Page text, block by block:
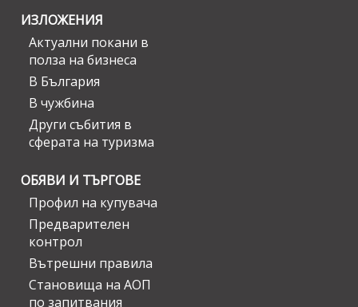
ИЗЛОЖЕНИЯ
Актуални покани в
полза на бизнеса
В България
В чужбина
Други събития в
сферата на туризма
ОБЯВИ И ТЪРГОВЕ
Профил на купувача
Предварителен
контрол
Вътрешни правила
Становища на АОП
по запитвания